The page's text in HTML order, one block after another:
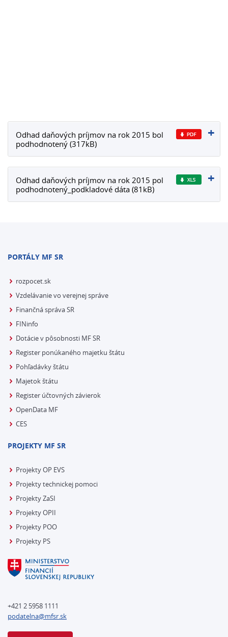
Odhad daňových príjmov na rok 2015 bol
podhodnotený (317kB)
Odhad daňových príjmov na rok 2015 pol
podhodnotený_podkladové dáta (81kB)
PORTÁLY MF SR
rozpocet.sk
Vzdelávanie vo verejnej správe
Finančná správa SR
FINinfo
Dotácie v pôsobnosti MF SR
Register ponúkaného majetku štátu
Pohľadávky štátu
Majetok štátu
Register účtovných závierok
OpenData MF
CES
PROJEKTY MF SR
Projekty OP EVS
Projekty technickej pomoci
Projekty ZaSI
Projekty OPII
Projekty POO
Projekty PS
+421 2 5958 1111
podatelna@mfsr.sk